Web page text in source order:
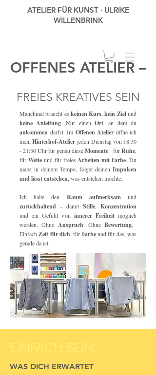
ATELIER FÜR KUNST · ULRIKE
WILLENBRINK
OFFENES ATELIER –
FREIES KREATIVES SEIN
Manchmal braucht es keinen Kurs ,kein Zielund
keine Anleitung. Nur einenOrt , an dem du
ankommen darfst. Im Offenen Atelier öffne ich
meinHinterhof-Atelier jeden Dienstag von 18:30
- 21:30 Uhr für genau dieseMomente: fürRuhe
für Weite und für freies Arbeiten mit Farbe. Du
malst in deinem Tempo, folgst deinen Impulsen
und lässt entstehen , was entstehen möchte.
Ich halte den Raum aufmerksamund
zurückhaltend – damit Stille Konzentration
und ein Gefühl von innerer Freiheitmöglich
werden. Ohne Anspruch. Ohne Bewertung.
EinfachZeit für dich , für Farbeund für das, was
gerade da ist.
EINFACH SEIN.
WAS DICH ERWARTET